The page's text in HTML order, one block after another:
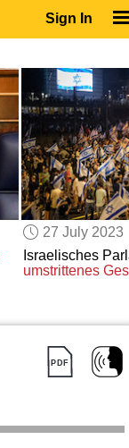
Sign In
27 July 2023
Israelisches
umstrittenes